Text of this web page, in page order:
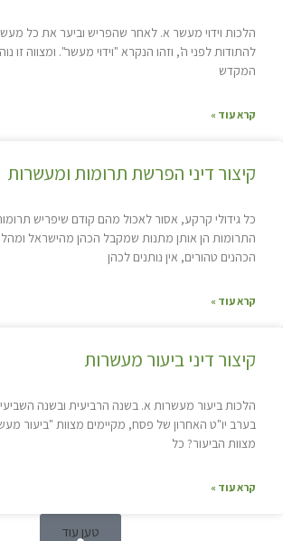
הלכות וידוי מעשר א. לאחר שהפריש וביער את כל
להתודות לפני ה', וזהו הנקרא "וידוי מעשר". ומצווה זו
המקדש
קרא עוד »
קיצור דיני הפרשת תרומות ומעשרות
כל גידולי קרקע, אסור לאכול מהם קודם שיפריש
התרומות הן אותן מתנות שמקבל הכהן מהישראל
הכהנים טהורים, אין נותנים לכהן
קרא עוד »
קיצור דיני ביעור מעשרות
הלכות ביעור מעשרות א. בשנה הרביעית ובשנה
בערב יו"ט האחרון של פסח, מקיימים מצוות "ביעור
מצוות הביעור? כל
קרא עוד »
טען עוד